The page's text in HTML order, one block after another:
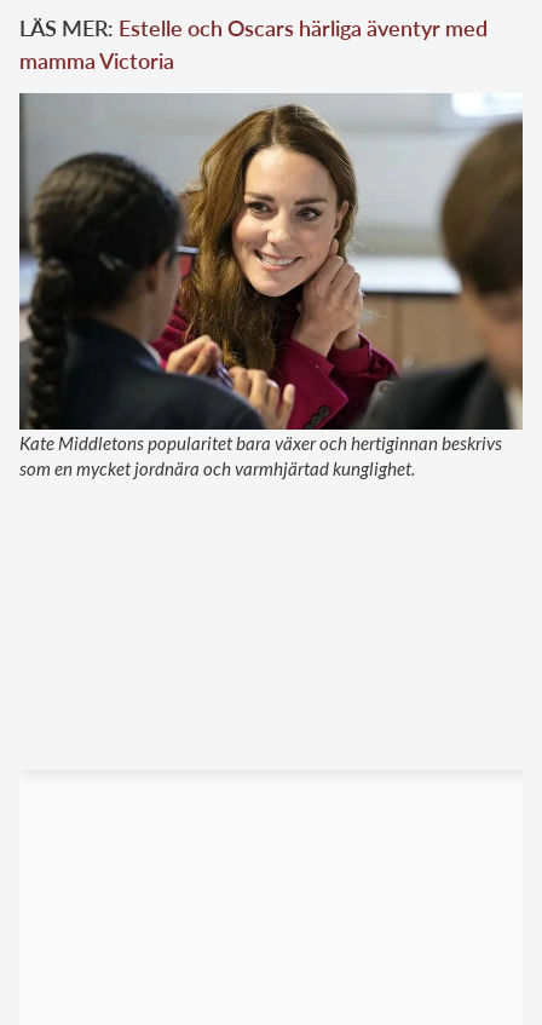
LÄS MER: Estelle och Oscars härliga äventyr med
mamma Victoria
Kate Middletons popularitet bara växer och hertiginnan beskrivs
som en mycket jordnära och varmhjärtad kunglighet.